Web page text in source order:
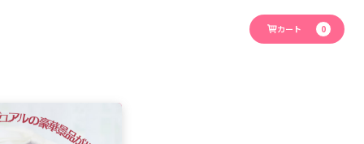
カート 0